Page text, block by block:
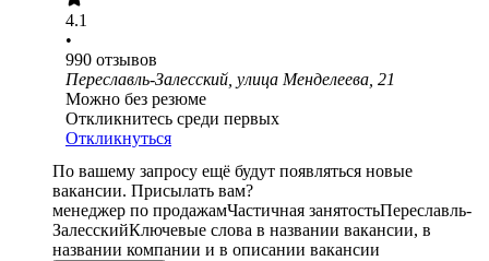
4.1
•
990 отзывов
Переславль-Залесский, улица Менделеева, 21
Можно без резюме
Откликнитесь среди первых
Откликнуться
По вашему запросу ещё будут появляться новые
вакансии. Присылать вам?
менеджер по продажамЧастичная занятостьПереславль-
ЗалесскийКлючевые слова в названии вакансии, в
названии компании и в описании вакансии